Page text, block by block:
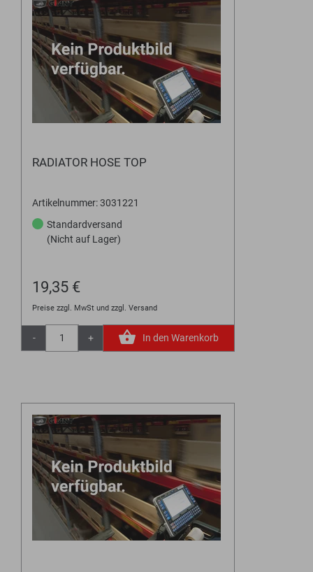
RADIATOR HOSE TOP
Artikelnummer: 3031221
Standardversand
(Nicht auf Lager)
19,35 €
Preise zzgl. MwSt und zzgl. Versand
- + In den Warenkorb